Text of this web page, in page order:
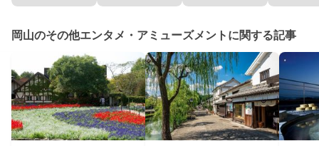
岡山のその他エンタメ・アミューズメントに関する記事